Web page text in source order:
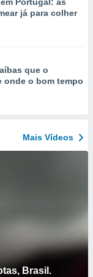
já para colher
que o
onde o bom tempo
Mais Vídeos
Brasil.